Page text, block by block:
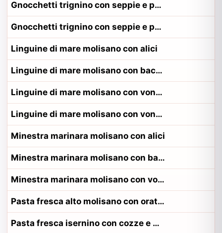
Gnocchetti trignino con seppie e pomodoro
Gnocchetti trignino con seppie e pomodoro alla contadina trignino
Linguine di mare molisano con alici
Linguine di mare molisano con baccala
Linguine di mare molisano con vongole
Linguine di mare molisano con vongole alla contadina termolese
Minestra marinara molisano con alici
Minestra marinara molisano con baccala
Minestra marinara molisano con vongole
Pasta fresca alto molisano con orata e mollica
Pasta fresca isernino con cozze e mollica